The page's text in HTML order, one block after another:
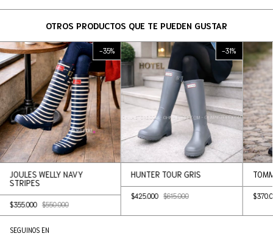
OTROS PRODUCTOS QUE TE PUEDEN GUSTAR
-35%
JOULES WELLY NAVY
STRIPES
$355.000 $550.000
-31%
HUNTER TOUR GRIS
$425.000 $615.000
SEGUINOS EN